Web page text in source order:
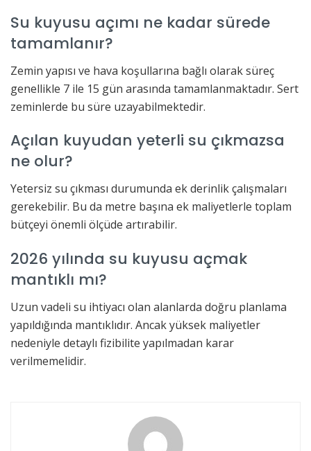
Su kuyusu açımı ne kadar sürede
tamamlanır?
Zemin yapısı ve hava koşullarına bağlı olarak süreç
genellikle 7 ile 15 gün arasında tamamlanmaktadır. Sert
zeminlerde bu süre uzayabilmektedir.
Açılan kuyudan yeterli su çıkmazsa
ne olur?
Yetersiz su çıkması durumunda ek derinlik çalışmaları
gerekebilir. Bu da metre başına ek maliyetlerle toplam
bütçeyi önemli ölçüde artırabilir.
2026 yılında su kuyusu açmak
mantıklı mı?
Uzun vadeli su ihtiyacı olan alanlarda doğru planlama
yapıldığında mantıklıdır. Ancak yüksek maliyetler
nedeniyle detaylı fizibilite yapılmadan karar
verilmemelidir.